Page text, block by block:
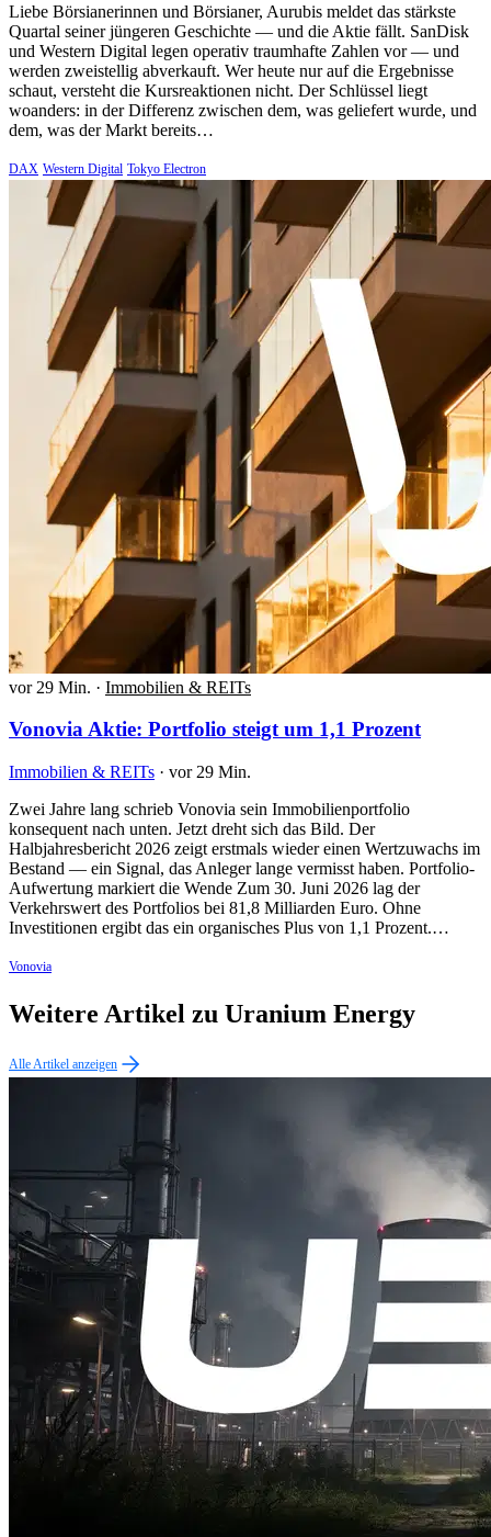
Liebe Börsianerinnen und Börsianer, Aurubis meldet das stärkste
Quartal seiner jüngeren Geschichte — und die Aktie fällt. SanDisk
und Western Digital legen operativ traumhafte Zahlen vor — und
werden zweistellig abverkauft. Wer heute nur auf die Ergebnisse
schaut, versteht die Kursreaktionen nicht. Der Schlüssel liegt
woanders: in der Differenz zwischen dem, was geliefert wurde, und
dem, was der Markt bereits…
DAX Western Digital Tokyo Electron
vor 29 Min. · Immobilien & REITs
Vonovia Aktie: Portfolio steigt um 1,1 Prozent
Immobilien & REITs · vor 29 Min.
Zwei Jahre lang schrieb Vonovia sein Immobilienportfolio
konsequent nach unten. Jetzt dreht sich das Bild. Der
Halbjahresbericht 2026 zeigt erstmals wieder einen Wertzuwachs im
Bestand — ein Signal, das Anleger lange vermisst haben. Portfolio-
Aufwertung markiert die Wende Zum 30. Juni 2026 lag der
Verkehrswert des Portfolios bei 81,8 Milliarden Euro. Ohne
Investitionen ergibt das ein organisches Plus von 1,1 Prozent.…
Vonovia
Weitere Artikel zu Uranium Energy
Alle Artikel anzeigen